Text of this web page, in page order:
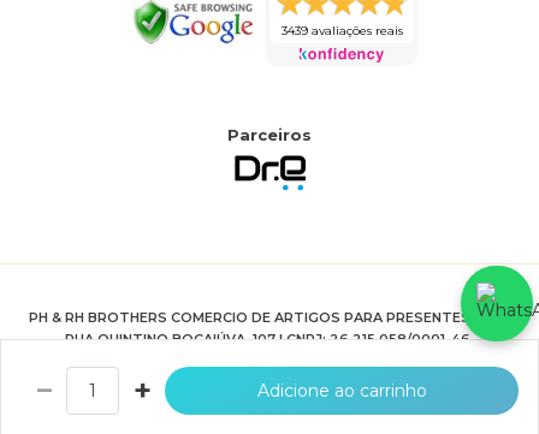
− + Adicione ao carrinho
3439 avaliações reais
Parceiros
PH & RH BROTHERS COMERCIO DE ARTIGOS PARA PRESENTES LTDA
RUA QUINTINO BOCAIÚVA, 107 | CNPJ: 26.215.058/0001-46.
HTTPS://WWW.JOIASPRIME.COM.BR